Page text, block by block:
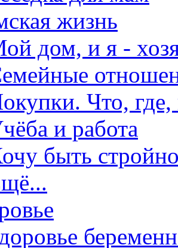
жизнь
дом, и я -
Что, где,
и работа
быть